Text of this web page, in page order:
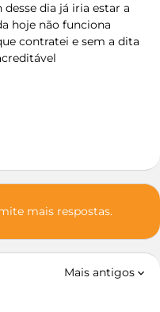
desse dia já iria estar a
hoje não funciona
contratei e sem a dita
mais respostas.
Mais antigos